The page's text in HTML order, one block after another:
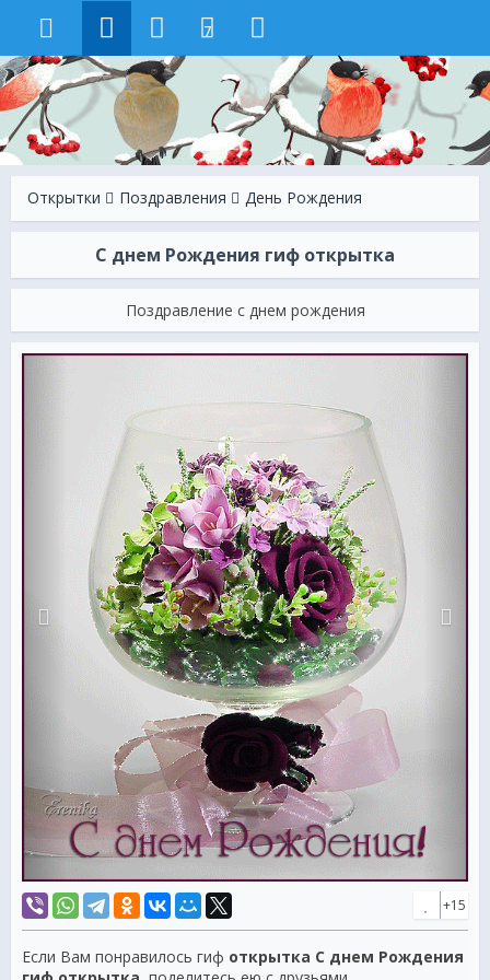
7
Открытки Поздравления День Рождения
С днем Рождения гиф открытка
Поздравление с днем рождения
+15
Если Вам понравилось гиф открытка С днем Рождения